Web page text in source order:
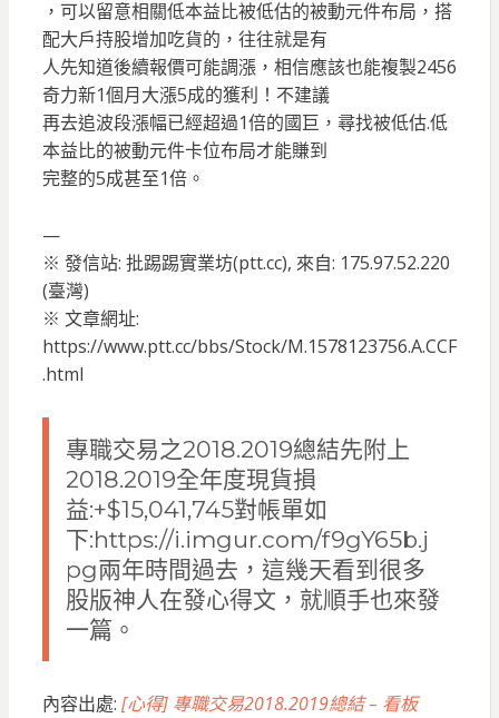
，可以留意相關低本益比被低估的被動元件布局，搭
配大戶持股增加吃貨的，往往就是有
人先知道後續報價可能調漲，相信應該也能複製2456
奇力新1個月大漲5成的獲利！不建議
再去追波段漲幅已經超過1倍的國巨，尋找被低估.低
本益比的被動元件卡位布局才能賺到
完整的5成甚至1倍。
—
※ 發信站: 批踢踢實業坊(ptt.cc), 來自: 175.97.52.220
(臺灣)
※ 文章網址:
https://www.ptt.cc/bbs/Stock/M.1578123756.A.CCF
.html
專職交易之2018.2019總結先附上
2018.2019全年度現貨損
益:+$15,041,745對帳單如
下:https://i.imgur.com/f9gY65b.j
pg兩年時間過去，這幾天看到很多
股版神人在發心得文，就順手也來發
一篇。
內容出處: [心得] 專職交易2018.2019總結 – 看板